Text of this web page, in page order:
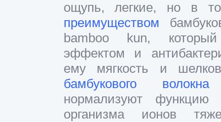
ощупь, легкие, но в
преимуществом
bamboo kun, который
эффектом и
ему мягкость и
бамбукового волокна
нормализуют
организма ионов